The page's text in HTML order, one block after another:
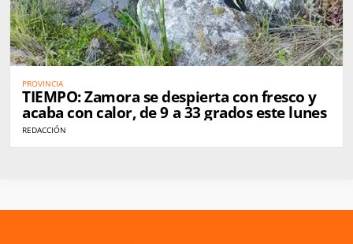
PROVINCIA
TIEMPO: Zamora se despierta con fresco y
acaba con calor, de 9 a 33 grados este lunes
REDACCIÓN